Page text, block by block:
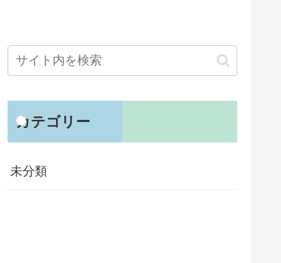
カテゴリー
未分類